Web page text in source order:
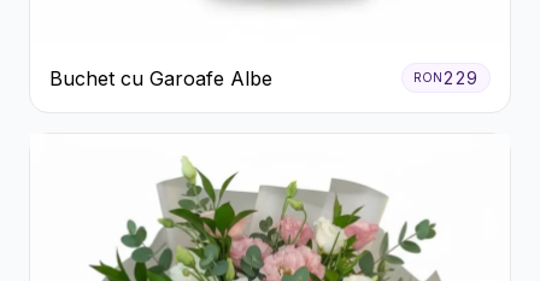
Buchet cu Garoafe Albe RON 229